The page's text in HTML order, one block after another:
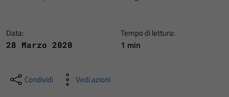
Data:
28 Marzo 2020
Tempo di lettura:
1 min
Condividi Vedi azioni